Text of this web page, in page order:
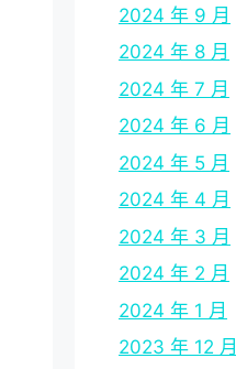
2024 年 9 月
2024 年 8 月
2024 年 7 月
2024 年 6 月
2024 年 5 月
2024 年 4 月
2024 年 3 月
2024 年 2 月
2024 年 1 月
2023 年 12 月